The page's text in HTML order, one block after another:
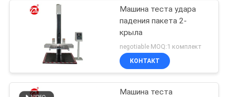
Машина теста удара
падения пакета 2-
крыла
negotiable MOQ:1 комплект
КОНТАКТ
Машина теста